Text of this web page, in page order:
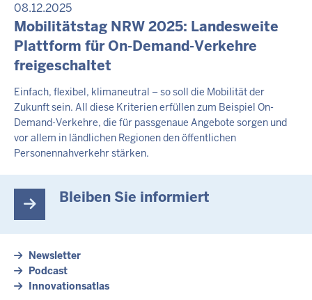
08.12.2025
Mobilitätstag NRW 2025: Landesweite
Plattform für On-Demand-Verkehre
freigeschaltet
Einfach, flexibel, klimaneutral – so soll die Mobilität der
Zukunft sein. All diese Kriterien erfüllen zum Beispiel On-
Demand-Verkehre, die für passgenaue Angebote sorgen und
vor allem in ländlichen Regionen den öffentlichen
Personennahverkehr stärken.
Bleiben Sie informiert
Newsletter
Podcast
Innovationsatlas